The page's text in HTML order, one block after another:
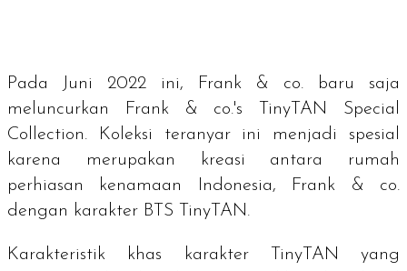
Pada Juni 2022 ini, Frank & co. baru saja
meluncurkan
Frank & co.'s TinyTAN Special
Collection. Koleksi teranyar ini menjadi spesial
karena merupakan kreasi antara rumah
perhiasan kenamaan Indonesia, Frank & co.
dengan karakter BTS TinyTAN.
Karakteristik khas karakter TinyTAN yang